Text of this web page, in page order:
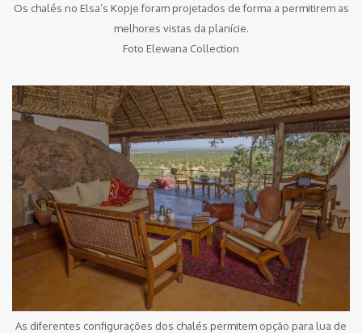
Os chalés no Elsa’s Kopje foram projetados de forma a permitirem as
melhores vistas da planície.
Foto Elewana Collection
As diferentes configurações dos chalés permitem opção para lua de